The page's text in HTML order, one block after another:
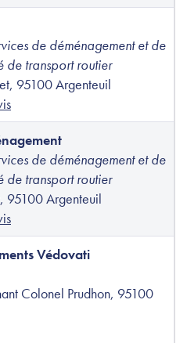
de déménagement et de
de transport routier
95100 Argenteuil
de déménagement et de
de transport routier
95100 Argenteuil
Védovati
Colonel Prudhon, 95100